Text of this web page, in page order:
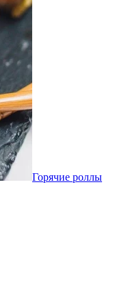
Горячие роллы